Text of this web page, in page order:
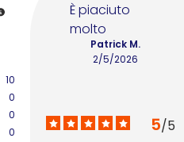
10
0
0
0
È piaciuto
molto
2/5/2026
Patrick M.
5/5